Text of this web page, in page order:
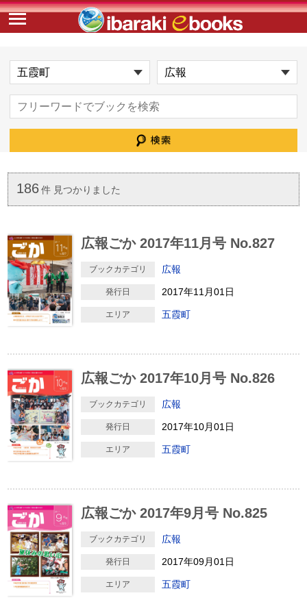
186 件 見つかりました
広報ごか 2017年11月号 No.827
ブックカテゴリ 広報
発行日 2017年11月01日
エリア 五霞町
広報ごか 2017年10月号 No.826
ブックカテゴリ 広報
発行日 2017年10月01日
エリア 五霞町
広報ごか 2017年9月号 No.825
ブックカテゴリ 広報
発行日 2017年09月01日
エリア 五霞町